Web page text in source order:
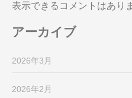
表示できるコメントはあり
アーカイブ
2026年3月
2026年2月